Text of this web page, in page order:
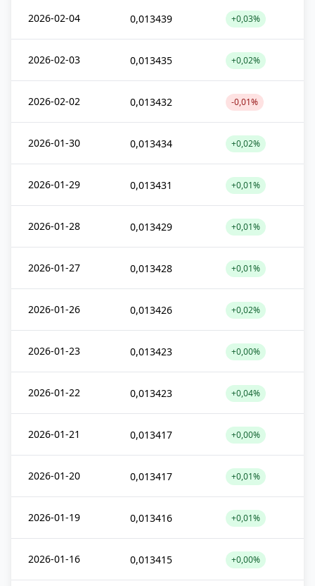
2026-02-04 0,013439 +0,03%
2026-02-03 0,013435 +0,02%
2026-02-02 0,013432 -0,01%
2026-01-30 0,013434 +0,02%
2026-01-29 0,013431 +0,01%
2026-01-28 0,013429 +0,01%
2026-01-27 0,013428 +0,01%
2026-01-26 0,013426 +0,02%
2026-01-23 0,013423 +0,00%
2026-01-22 0,013423 +0,04%
2026-01-21 0,013417 +0,00%
2026-01-20 0,013417 +0,01%
2026-01-19 0,013416 +0,01%
2026-01-16 0,013415 +0,00%